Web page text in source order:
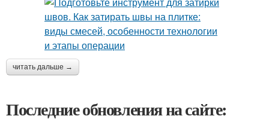
читать дальше →
Последние обновления на сайте: